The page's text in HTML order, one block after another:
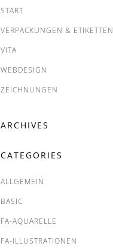
START
VERPACKUNGEN & ETIKETTEN
VITA
WEBDESIGN
ZEICHNUNGEN
ARCHIVES
CATEGORIES
ALLGEMEIN
BASIC
FA-AQUARELLE
FA-ILLUSTRATIONEN